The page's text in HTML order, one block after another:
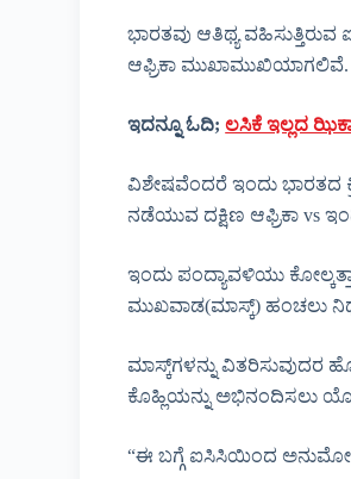
ಭಾರತವು ಆತಿಥ್ಯ ವಹಿಸುತ್ತಿರುವ
ಆಫ್ರಿಕಾ
ಇದನ್ನೂ ಓದಿ; ಲಸಿಕೆ ಇಲ್ಲದ
ವಿಶೇಷವೆಂದರೆ ಇಂದು ಭಾರತದ
ನಡೆಯುವ ದಕ್ಷಿಣ ಆಫ್ರಿಕಾ vs
ಇಂದು ಪಂದ್ಯಾವಳಿಯು
ಮುಖವಾಡ(ಮಾಸ್ಕ್) ಹಂಚಲು
ಮಾಸ್ಕ್‌ಗಳನ್ನು
ಕೊಹ್ಲಿಯನ್ನು ಅಭಿನಂದಿಸಲು
“ಈ ಬಗ್ಗೆ ಐಸಿಸಿಯಿಂದ